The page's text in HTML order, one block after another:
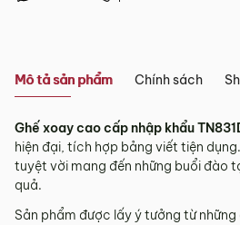
Mô tả sản phẩm Chính sách
Ghế xoay cao cấp nhập khẩu
hiện đại, tích hợp bảng viết tiện
tuyệt vời mang đến những buổi đào
quả.
Sản phẩm được lấy ý tưởng từ
khác*
Tùy tình hình thực tế mỗi địa
khác nhau.
Thời gian giao hàng ở khu vực
Thành khác” không bao gồm:
– Địa chỉ:Số 223 Lê Đình Lý,
Đà Nẵng
– Email:info@mychair.vn
–Showroom mở cửa từ 8h00 –
Chủ Nhật)
Xem bản đồ